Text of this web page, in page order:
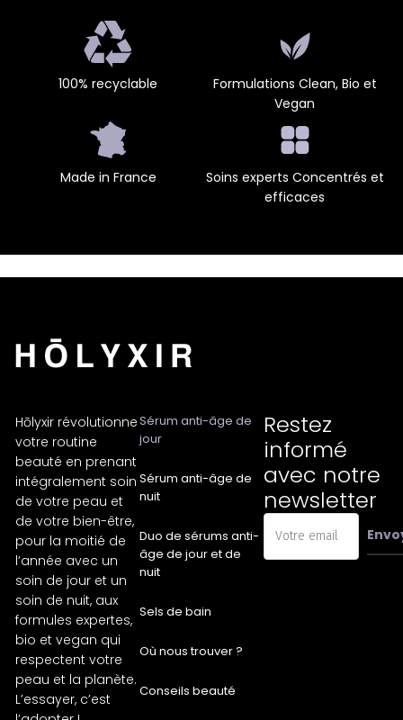
100% recyclable
Formulations Clean, Bio et
Vegan
Made in France
Soins experts Concentrés et
efficaces
Hōlyxir révolutionne
votre routine
beauté en prenant
intégralement soin
de votre peau et
de votre bien-être,
pour la moitié de
l’année avec un
soin de jour et un
soin de nuit, aux
formules expertes,
bio et vegan qui
respectent votre
peau et la planète.
L’essayer, c’est
Sérum anti-âge de
jour
Sérum anti-âge de
nuit
Duo de sérums anti-
âge de jour et de
nuit
Sels de bain
Où nous trouver ?
Conseils beauté
Restez
informé
avec notre
newsletter